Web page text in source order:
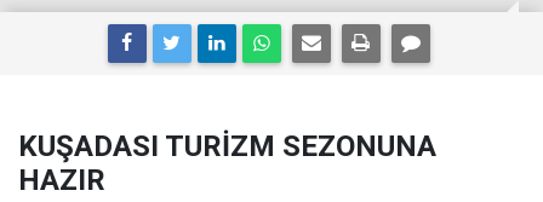
KUŞADASI TURİZM SEZONUNA
HAZIR